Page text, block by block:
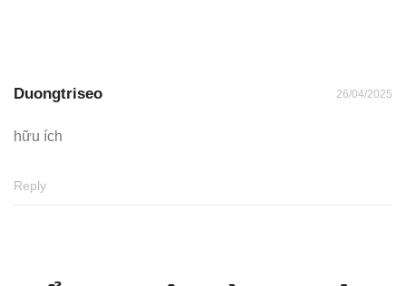
Duongtriseo 26/04/2025
hữu ích
Reply